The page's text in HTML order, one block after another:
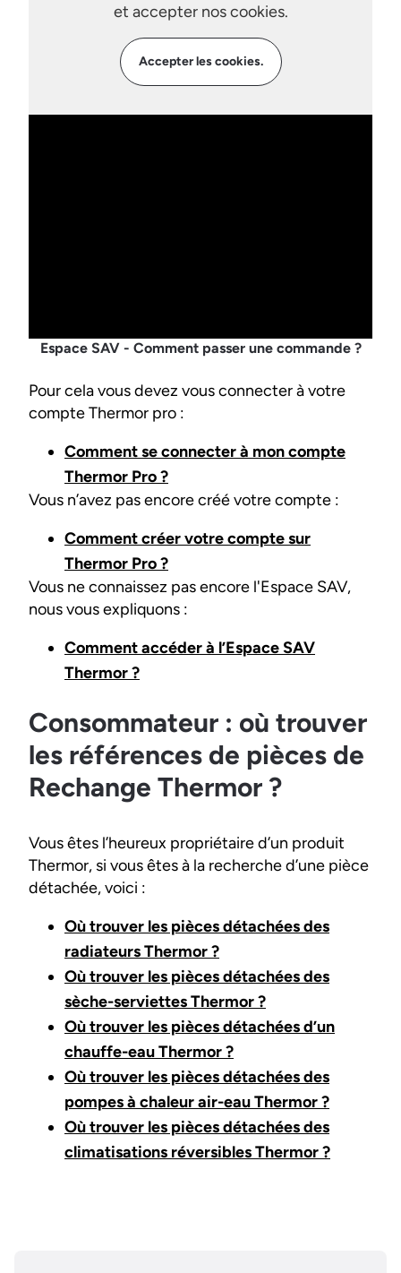
et accepter nos cookies.
Accepter les cookies.
Espace SAV - Comment passer une commande ?
Pour cela vous devez vous connecter à votre
compte Thermor pro :
Comment se connecter à mon compte
Thermor Pro ?
Vous n’avez pas encore créé votre compte :
Comment créer votre compte sur
Thermor Pro ?
Vous ne connaissez pas encore l'Espace SAV,
nous vous expliquons :
Comment accéder à l’Espace SAV
Thermor ?
Consommateur : où trouver
les références de pièces de
Rechange Thermor ?
Vous êtes l’heureux propriétaire d’un produit
Thermor, si vous êtes à la recherche d’une pièce
détachée, voici :
Où trouver les pièces détachées des
radiateurs Thermor ?
Où trouver les pièces détachées des
sèche-serviettes Thermor ?
Où trouver les pièces détachées d’un
chauffe-eau Thermor ?
Où trouver les pièces détachées des
pompes à chaleur air-eau Thermor ?
Où trouver les pièces détachées des
climatisations réversibles Thermor ?